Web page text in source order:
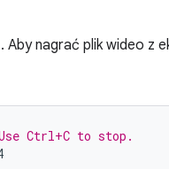
. Aby nagrać plik wideo z
Ctrl+C to stop.